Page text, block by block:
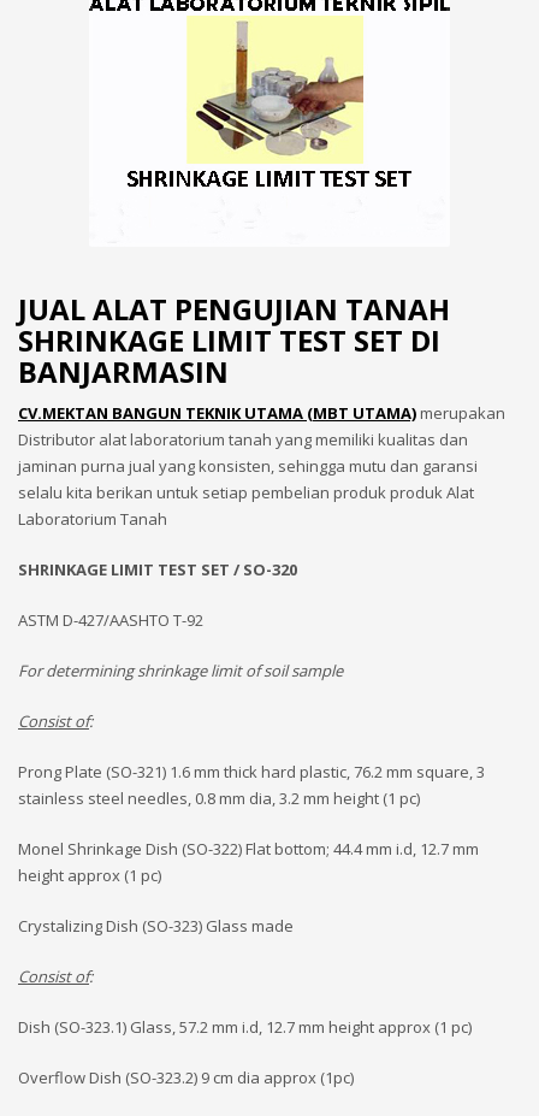
JUAL ALAT PENGUJIAN TANAH
SHRINKAGE LIMIT TEST SET DI
BANJARMASIN
CV.MEKTAN BANGUN TEKNIK UTAMA (MBT UTAMA)merupakan
Distributor alat laboratorium tanah yang memiliki kualitas dan
jaminan purna jual yang konsisten, sehingga mutu dan garansi
selalu kita berikan untuk setiap pembelian produk produk Alat
Laboratorium Tanah
SHRINKAGE LIMIT TEST SET / SO-320
ASTM D-427/AASHTO T-92
For determining shrinkage limit of soil sample
Consist of:
Prong Plate (SO-321) 1.6 mm thick hard plastic, 76.2 mm square, 3
stainless steel needles, 0.8 mm dia, 3.2 mm height (1 pc)
Monel Shrinkage Dish (SO-322) Flat bottom; 44.4 mm i.d, 12.7 mm
height approx (1 pc)
Crystalizing Dish (SO-323) Glass made
Consist of:
Dish (SO-323.1) Glass, 57.2 mm i.d, 12.7 mm height approx (1 pc)
Overflow Dish (SO-323.2) 9 cm dia approx (1pc)